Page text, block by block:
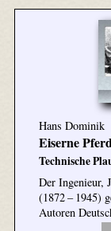
Hans Dominik
Eiserne
Technische
Der Ingenieur,
(1872 – 1945)
Autoren